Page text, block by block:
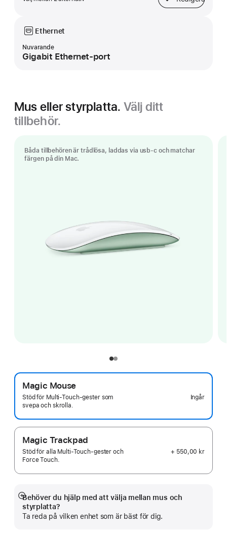
Bas
Ethernet
Nuvarande
Gigabit Ethernet-port
Mus eller styrplatta. Välj ditt
tillbehör.
Båda tillbehören är trådlösa, laddas via usb-c och matchar
färgen på din Mac.
Magic Mouse
Stöd för Multi‑Touch-gester som
svepa och skrolla.
Ingår
Magic Trackpad
Stöd för alla Multi‑Touch-gester och
Force Touch.
+ 550,00 kr
Behöver du hjälp med att välja mellan mus och
styrplatta?
Ta reda på vilken enhet som är bäst för dig.
Visa
mer